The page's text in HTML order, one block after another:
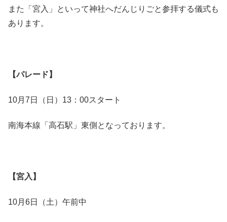
また「宮入」といって神社へだんじりごと参拝する儀式も
あります。
【パレード】
10月7日（日）13：00スタート
南海本線「高石駅」東側となっております。
【宮入】
10月6日（土）午前中